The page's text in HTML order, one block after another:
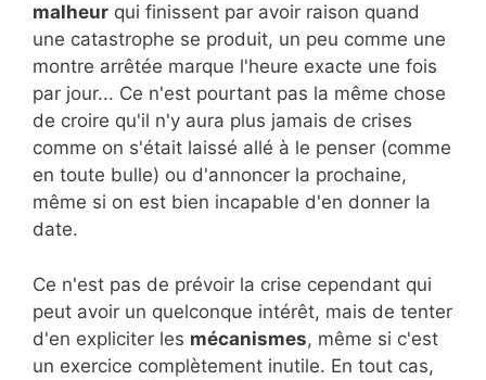
malheur qui finissent par avoir raison quand
une catastrophe se produit, un peu comme une
montre arrêtée marque l'heure exacte une fois
par jour... Ce n'est pourtant pas la même chose
de croire qu'il n'y aura plus jamais de crises
comme on s'était laissé allé à le penser (comme
en toute bulle) ou d'annoncer la prochaine,
même si on est bien incapable d'en donner la
date.
Ce n'est pas de prévoir la crise cependant qui
peut avoir un quelconque intérêt, mais de tenter
d'en expliciter les mécanismes, même si c'est
un exercice complètement inutile. En tout cas,